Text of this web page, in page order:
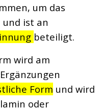
um das
und ist an
beteiligt.
wird am
Form und wird
oder